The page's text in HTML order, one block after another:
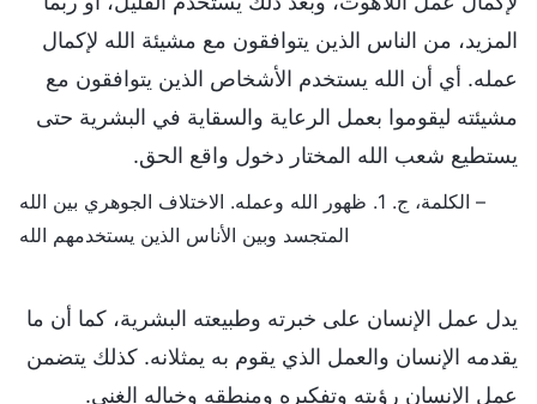
المزيد، من الناس الذين يتوافقون مع مشيئة الله لإكمال
عمله. أي أن الله يستخدم الأشخاص الذين يتوافقون مع
مشيئته ليقوموا بعمل الرعاية والسقاية في البشرية حتى
يستطيع شعب الله المختار دخول واقع الحق.
– الكلمة، ج. 1. ظهور الله وعمله. الاختلاف الجوهري بين الله
المتجسد وبين الأناس الذين يستخدمهم الله
يدل عمل الإنسان على خبرته وطبيعته البشرية، كما أن ما
يقدمه الإنسان والعمل الذي يقوم به يمثلانه. كذلك يتضمن
عمل الإنسان رؤيته وتفكيره ومنطقه وخياله الغني.